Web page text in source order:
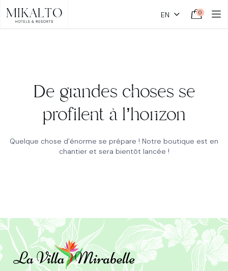
EN 0
De grandes choses se
profilent à l’horizon
Quelque chose d’énorme se prépare ! Notre boutique est en
chantier et sera bientôt lancée !